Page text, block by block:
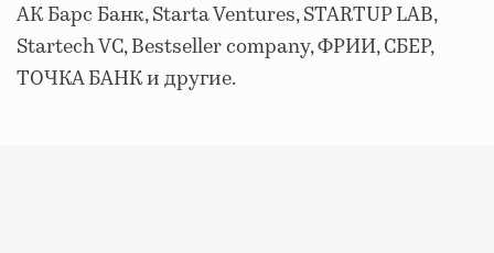
АК Барс Банк, Starta Ventures, STARTUP LAB,
Startech VC, Bestseller company, ФРИИ, СБЕР,
ТОЧКА БАНК и другие.